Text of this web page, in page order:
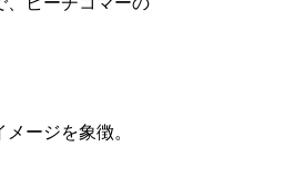
ージを象徴。